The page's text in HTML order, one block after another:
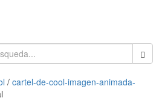
/ cartel-de-cool-imagen-animada-